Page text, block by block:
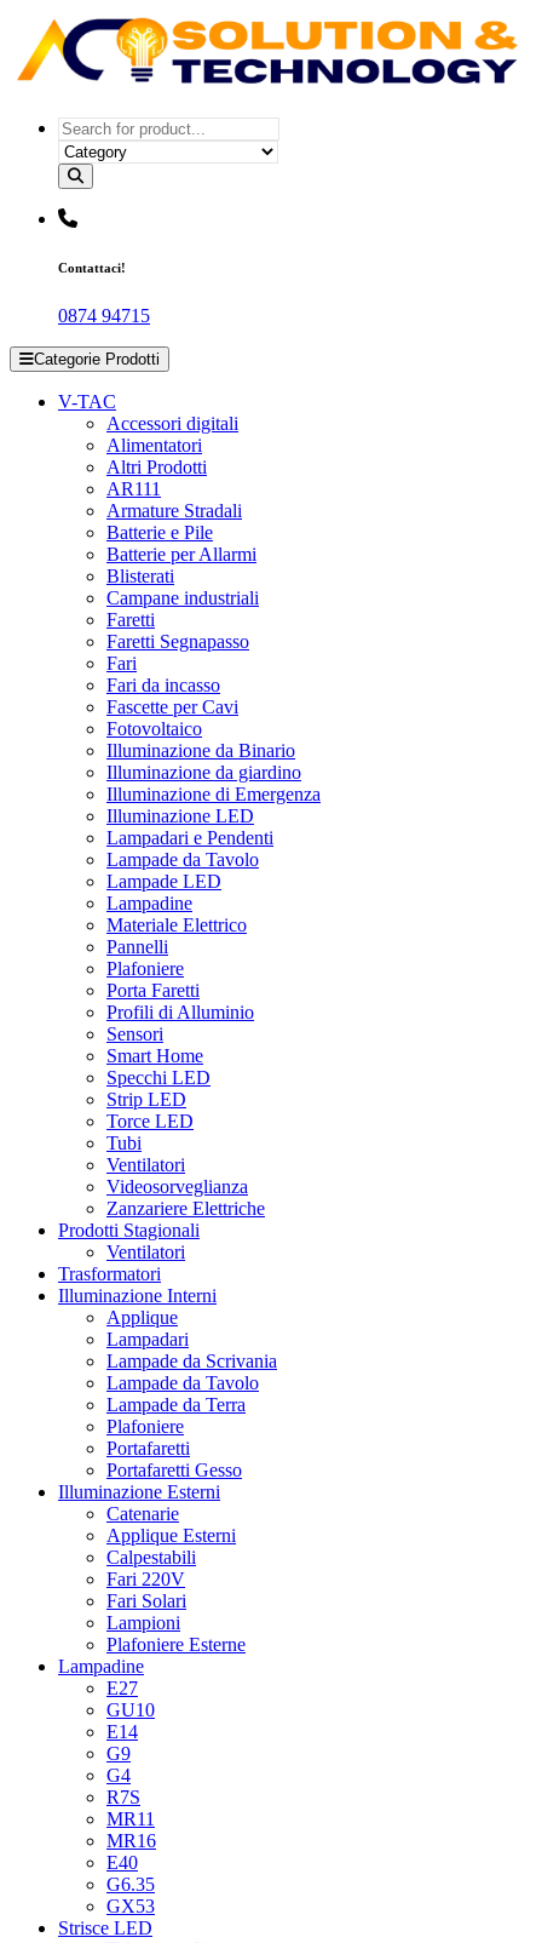
contenuto
Più luce. Più stile. Più Te.
Contattaci!
0874 94715
Categorie Prodotti
V-TAC
Accessori digitali
Alimentatori
Altri Prodotti
AR111
Armature Stradali
Batterie e Pile
Batterie per Allarmi
Blisterati
Campane industriali
Faretti
Faretti Segnapasso
Fari
Fari da incasso
Fascette per Cavi
Fotovoltaico
Illuminazione da Binario
Illuminazione da giardino
Illuminazione di Emergenza
Illuminazione LED
Lampadari e Pendenti
Lampade da Tavolo
Lampade LED
Lampadine
Materiale Elettrico
Pannelli
Plafoniere
Porta Faretti
Profili di Alluminio
Sensori
Smart Home
Specchi LED
Strip LED
Torce LED
Tubi
Ventilatori
Videosorveglianza
Zanzariere Elettriche
Prodotti Stagionali
Ventilatori
Trasformatori
Illuminazione Interni
Applique
Lampadari
Lampade da Scrivania
Lampade da Tavolo
Lampade da Terra
Plafoniere
Portafaretti
Portafaretti Gesso
Illuminazione Esterni
Catenarie
Applique Esterni
Calpestabili
Fari 220V
Fari Solari
Lampioni
Plafoniere Esterne
Lampadine
E27
GU10
E14
G9
G4
R7S
MR11
MR16
E40
G6.35
GX53
Strisce LED